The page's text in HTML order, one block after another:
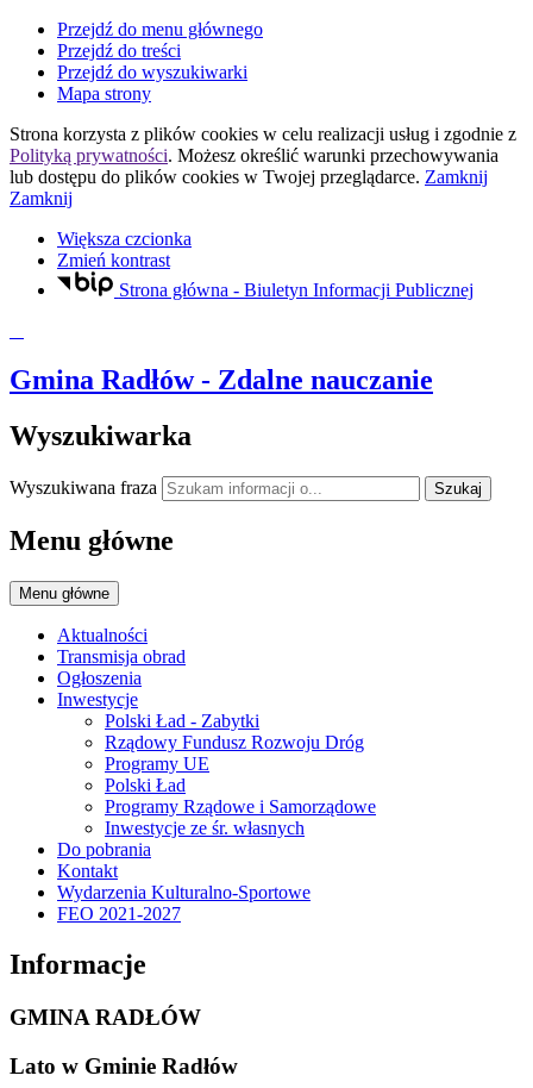
Przejdź do menu głównego
Przejdź do treści
Przejdź do wyszukiwarki
Mapa strony
Strona korzysta z plików cookies w celu realizacji usług i zgodnie z
Polityką prywatności. Możesz określić warunki przechowywania
lub dostępu do plików cookies w Twojej przeglądarce. Zamknij
Zamknij
Większa czcionka
Zmień kontrast
Strona główna - Biuletyn Informacji Publicznej
Gmina Radłów- Zdalne nauczanie
Wyszukiwarka
Wyszukiwana fraza Szukaj
Menu główne
Menu główne
Aktualności
Transmisja obrad
Ogłoszenia
Inwestycje
Polski Ład - Zabytki
Rządowy Fundusz Rozwoju Dróg
Programy UE
Polski Ład
Programy Rządowe i Samorządowe
Inwestycje ze śr. własnych
Do pobrania
Kontakt
Wydarzenia Kulturalno-Sportowe
FEO 2021-2027
Informacje
GMINA RADŁÓW
Lato w Gminie Radłów